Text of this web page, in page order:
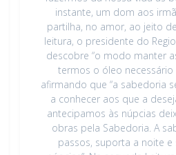
instante, um dom aos
partilha, no amor, ao jeito
leitura, o presidente do
descobre “o modo manter
termos o óleo necessário
afirmando que “a sabedoria
a conhecer aos que a
antecipamos às núpcias
obras pela Sabedoria. A
passos, suporta a noite e